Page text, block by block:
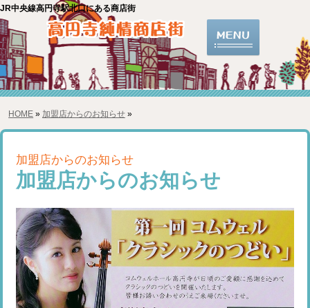
JR中央線高円寺駅北口にある商店街
HOME » 加盟店からのお知らせ»
加盟店からのお知らせ
加盟店からのお知らせ